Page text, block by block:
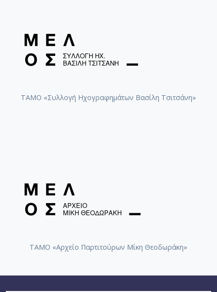
ΤΑΜΟ «Συλλογή Ηχογραφημάτων Βασίλη Τσιτσάνη»
ΤΑΜΟ «Αρχείο Παρτιτούρων Μίκη Θεοδωράκη»